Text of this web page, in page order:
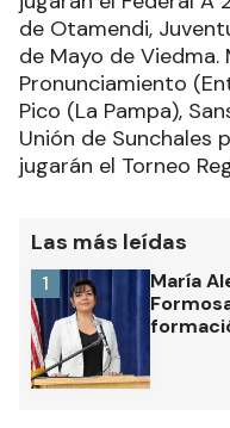
de Otamendi,
de Mayo de
Pronunciamiento
Pico (La Pampa),
Unión de Sunchales
jugarán el Torneo
Las más leídas
María
1